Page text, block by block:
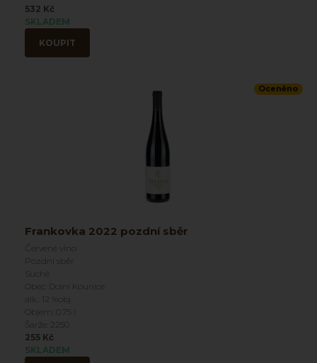
532 Kč
SKLADEM
KOUPIT
Oceněno
Frankovka 2022 pozdní sběr
Červené víno
Pozdní sběr
Suché
Obec: Dolní Kounice
alk.: 12 %obj
Objem: 0.75 l
Šarže: 2250
255 Kč
SKLADEM